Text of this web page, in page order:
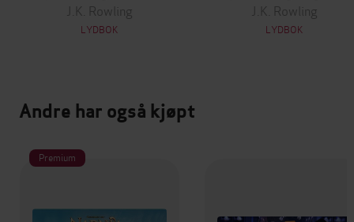
J.K. Rowling
LYDBOK
J.K. Rowling
LYDBOK
Andre har også kjøpt
Premium